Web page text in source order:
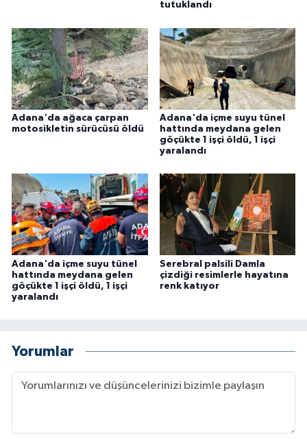
tutuklandı
Adana'da ağaca çarpan
motosikletin sürücüsü öldü
Adana'da içme suyu tünel
hattında meydana gelen
göçükte 1 işçi öldü, 1 işçi
yaralandı
Adana'da içme suyu tünel
hattında meydana gelen
göçükte 1 işçi öldü, 1 işçi
yaralandı
Serebral palsili Damla
çizdiği resimlerle hayatına
renk katıyor
Yorumlar